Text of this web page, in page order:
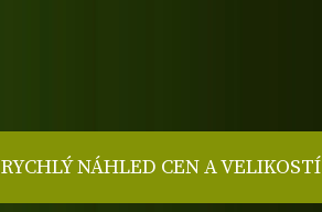
RYCHLÝ NÁHLED CEN A VELIKOSTÍ